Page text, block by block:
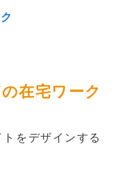
在宅ワーク
をデザインする